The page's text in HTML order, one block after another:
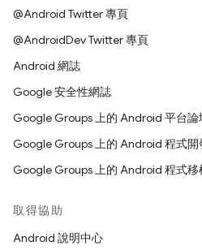
@Android Twitter 專頁
@AndroidDev Twitter 專頁
Android 網誌
Google 安全性網誌
Google Groups 上的 Android 平台論
Google Groups 上的 Android 程式開
Google Groups 上的 Android 程式移
取得協助
Android 說明中心